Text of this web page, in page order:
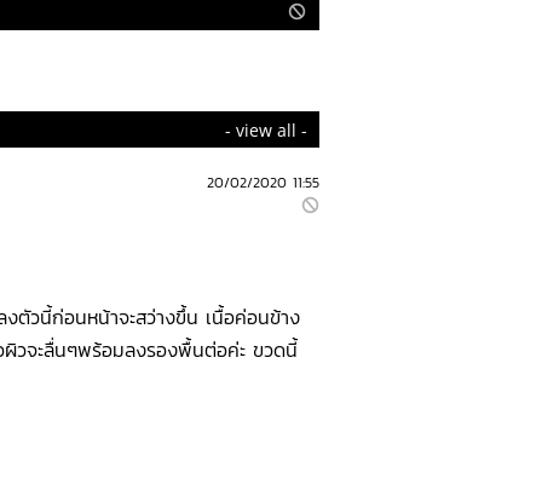
- view all -
20/02/2020 11:55
ตัวนี้ก่อนหน้าจะสว่างขึ้น เนื้อค่อนข้าง
ผิวจะลื่นๆพร้อมลงรองพื้นต่อค่ะ ขวดนี้